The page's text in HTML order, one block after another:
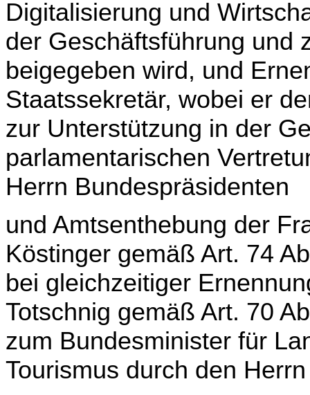
Digitalisierung und
der Geschäftsführung und
beigegeben wird, und
Staatssekretär, wobei er
zur Unter­stützung in der
parlamentarischen
Herrn Bundespräsidenten
und Amtsenthebung der
Köstinger gemäß Art. 74
bei gleichzeitiger
Totschnig gemäß Art. 70
zum Bundesminister für
Tourismus durch den